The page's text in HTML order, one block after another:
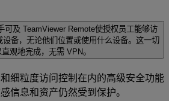
可及 TeamViewer Remote使授权员工能够访
备，无论他们位置或使用什么设备。这一切
观地完成，无需 VPN。
细粒度访问控制在内的高级安全功能
信息和资产仍然受到保护。